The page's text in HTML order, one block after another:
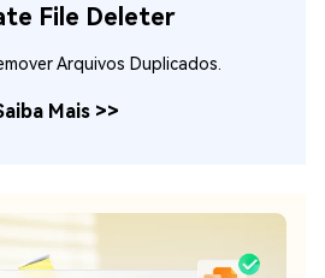
File Deleter
Arquivos Duplicados.
Mais >>